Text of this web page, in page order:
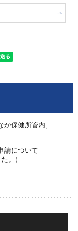
か保健所管内）
請について
。）